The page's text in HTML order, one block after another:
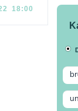
18:00